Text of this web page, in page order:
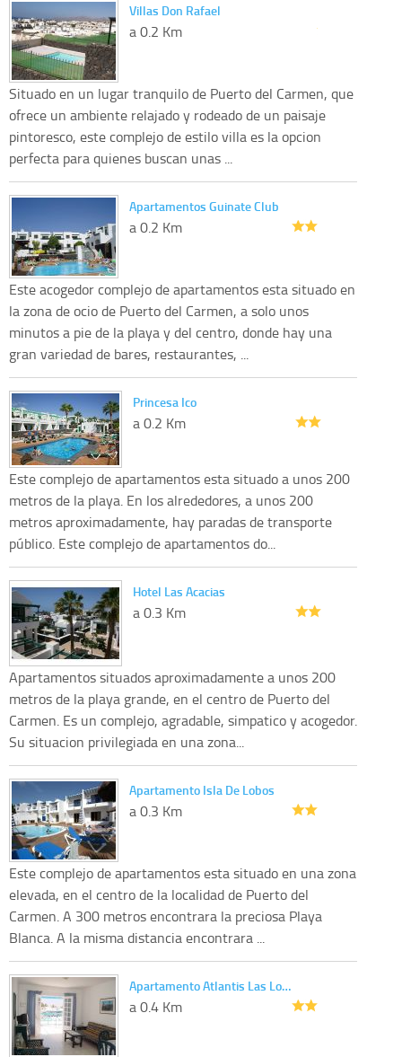
Villas Don Rafael
a 0.2 Km
Situado en un lugar tranquilo de Puerto del Carmen, que
ofrece un ambiente relajado y rodeado de un paisaje
pintoresco, este complejo de estilo villa es la opcion
perfecta para quienes buscan unas ...
Apartamentos Guinate Club
a 0.2 Km
Este acogedor complejo de apartamentos esta situado en
la zona de ocio de Puerto del Carmen, a solo unos
minutos a pie de la playa y del centro, donde hay una
gran variedad de bares, restaurantes, ...
Princesa Ico
a 0.2 Km
Este complejo de apartamentos esta situado a unos 200
metros de la playa. En los alrededores, a unos 200
metros aproximadamente, hay paradas de transporte
público. Este complejo de apartamentos do...
Hotel Las Acacias
a 0.3 Km
Apartamentos situados aproximadamente a unos 200
metros de la playa grande, en el centro de Puerto del
Carmen. Es un complejo, agradable, simpatico y acogedor.
Su situacion privilegiada en una zona...
Apartamento Isla De Lobos
a 0.3 Km
Este complejo de apartamentos esta situado en una zona
elevada, en el centro de la localidad de Puerto del
Carmen. A 300 metros encontrara la preciosa Playa
Blanca. A la misma distancia encontrara ...
Apartamento Atlantis Las Lo…
a 0.4 Km